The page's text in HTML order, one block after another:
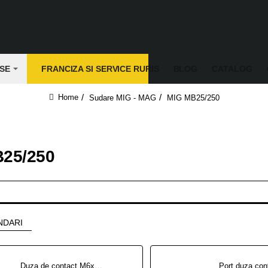
FRANCIZA SI SERVICE RURIS
Sudare MIG - MAG MIG MB25/250
250